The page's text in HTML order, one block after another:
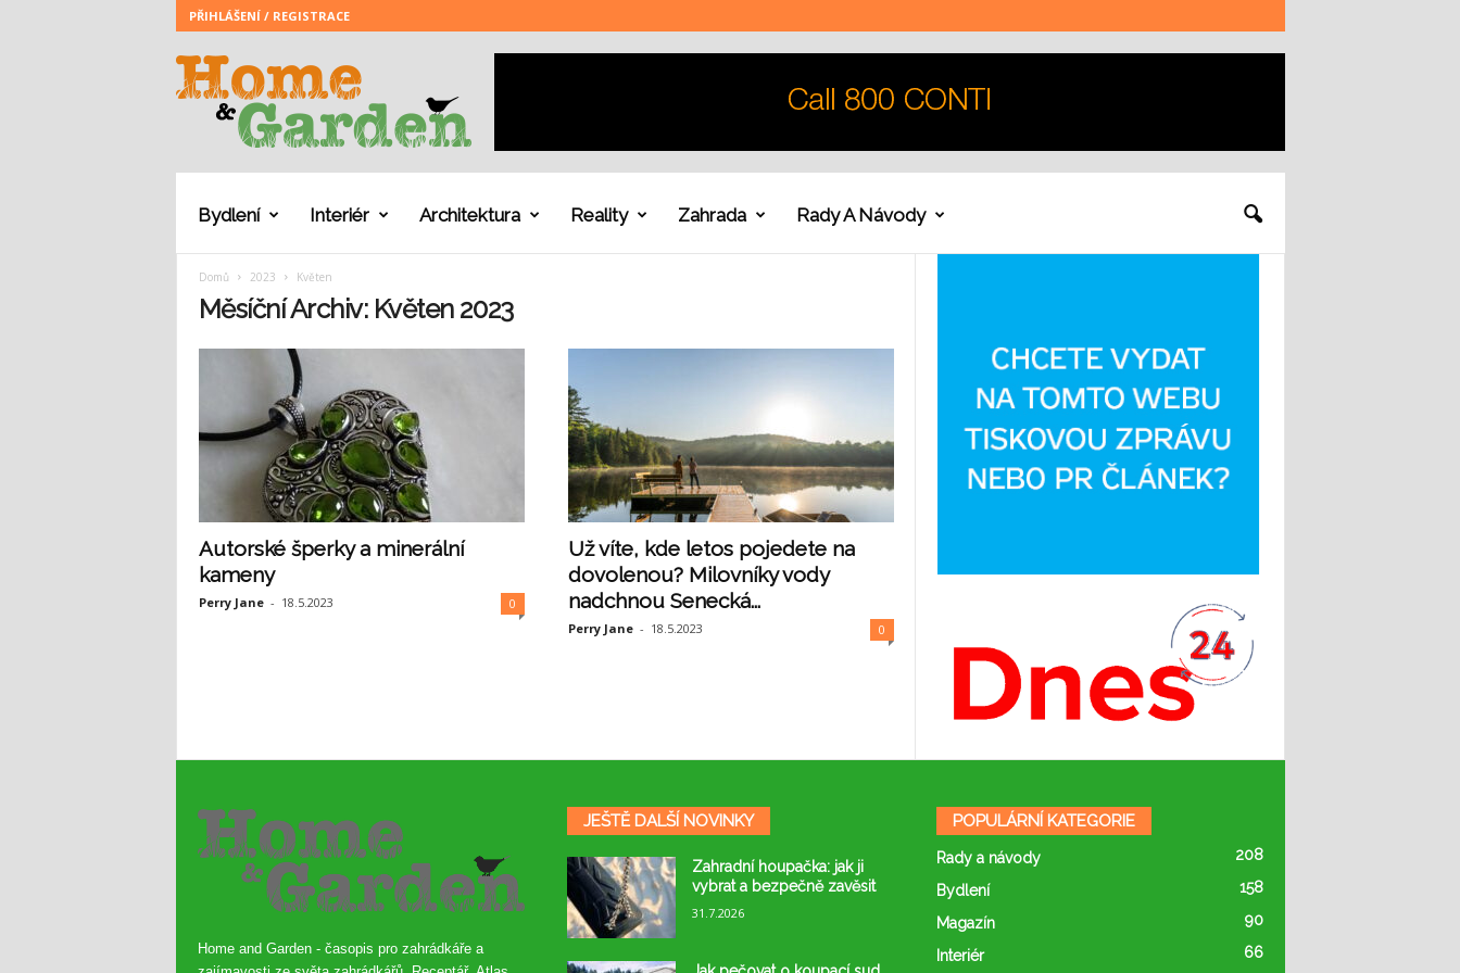
PŘIHLÁŠENÍ / REGISTRACE
m
r
Bydlení Interiér Architektura Reality Zahrada Rady A Návody
Domů 2023 Květen
Měsíční Archiv: Květen 2023
Autorské šperky a minerální
kameny
Perry Jane - 18.5.2023 0
Už víte, kde letos pojedete na
dovolenou? Milovníky vody
nadchnou Senecká...
Perry Jane - 18.5.2023 0
Home and Garden - časopis pro zahrádkáře a
JEŠTĚ DALŠÍ NOVINKY
Zahradní houpačka: jak ji
vybrat a bezpečně zavěsit
31.7.2026
POPULÁRNÍ KATEGORIE
Rady a návody 208
Bydlení 158
Magazín 90
Interiér 66